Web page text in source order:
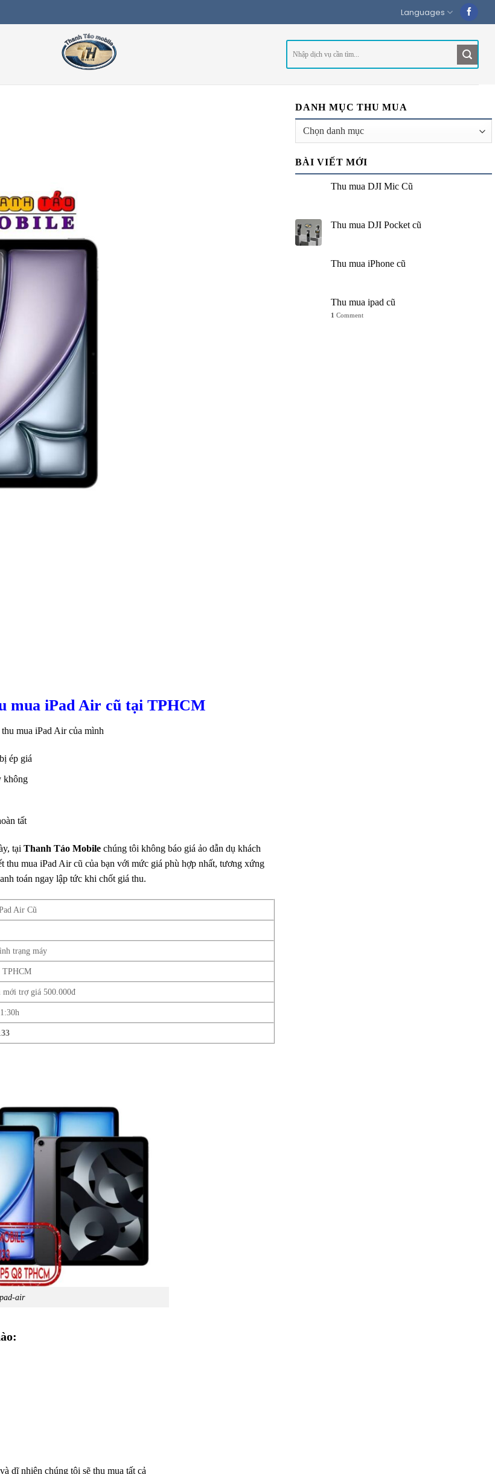
Languages
mua iPad Air cũ tại TPHCM
mua iPad Air của mình
ép giá
không
tất
tại Thanh Táo Mobile chúng tôi không báo giá ảo dẫn dụ khách
thu mua iPad Air cũ của bạn với mức giá phù hợp nhất, tương xứng
toán ngay lập tức khi chốt giá thu.
Air Cũ
trạng máy
TPHCM
mới trợ giá 500.000đ
air
dĩ nhiên chúng tôi sẽ thu mua tất cả
DANH MỤC THU MUA
Danh
mua
BÀI VIẾT MỚI
Thu mua DJI Mic Cũ
Thu mua DJI Pocket cũ
Thu mua iPhone cũ
Thu mua ipad cũ
1 Comment